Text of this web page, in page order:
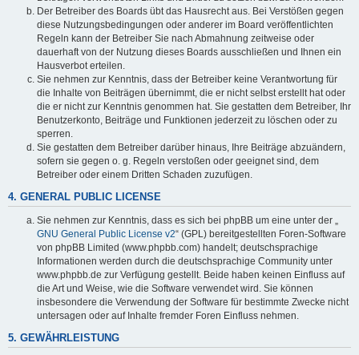
Der Betreiber des Boards übt das Hausrecht aus. Bei Verstößen gegen
diese Nutzungsbedingungen oder anderer im Board veröffentlichten
Regeln kann der Betreiber Sie nach Abmahnung zeitweise oder
dauerhaft von der Nutzung dieses Boards ausschließen und Ihnen ein
Hausverbot erteilen.
Sie nehmen zur Kenntnis, dass der Betreiber keine Verantwortung für
die Inhalte von Beiträgen übernimmt, die er nicht selbst erstellt hat oder
die er nicht zur Kenntnis genommen hat. Sie gestatten dem Betreiber, Ihr
Benutzerkonto, Beiträge und Funktionen jederzeit zu löschen oder zu
sperren.
Sie gestatten dem Betreiber darüber hinaus, Ihre Beiträge abzuändern,
sofern sie gegen o. g. Regeln verstoßen oder geeignet sind, dem
Betreiber oder einem Dritten Schaden zuzufügen.
4. GENERAL PUBLIC LICENSE
Sie nehmen zur Kenntnis, dass es sich bei phpBB um eine unter der „
GNU General Public License v2“ (GPL) bereitgestellten Foren-Software
von phpBB Limited (www.phpbb.com) handelt; deutschsprachige
Informationen werden durch die deutschsprachige Community unter
www.phpbb.de zur Verfügung gestellt. Beide haben keinen Einfluss auf
die Art und Weise, wie die Software verwendet wird. Sie können
insbesondere die Verwendung der Software für bestimmte Zwecke nicht
untersagen oder auf Inhalte fremder Foren Einfluss nehmen.
5. GEWÄHRLEISTUNG